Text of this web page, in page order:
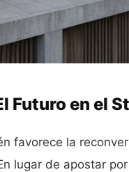
Futuro en el
favorece la
lugar de apostar